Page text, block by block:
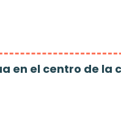
en el centro de la